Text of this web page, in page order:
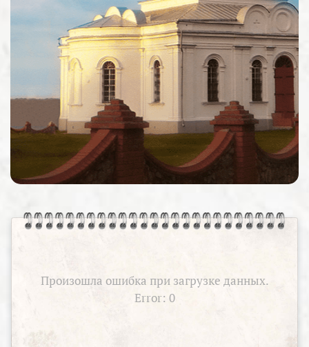
Произошла ошибка при загрузке данных.
Error: 0